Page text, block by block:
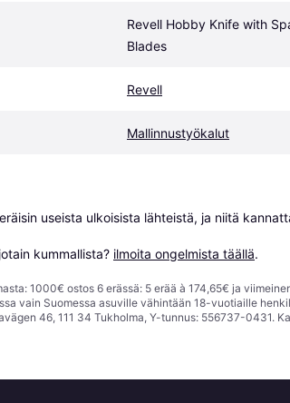
Revell Hobby Knife with
Blades
Revell
Mallinnustyökalut
useista ulkoisista lähteistä, ja niitä
kummallista? ilmoita ongelmista täällä.
1000€ ostos 6 erässä: 5 erää à 174,65€ ja
vain Suomessa asuville vähintään 18-vuotiaille
46, 111 34 Tukholma, Y-tunnus: 556737-0431.